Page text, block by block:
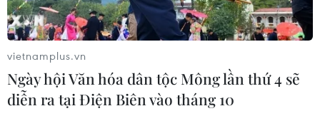
05/08/2026 23:43
Bất ổn địa chính trị kìm hãm tăng
trưởng Eurozone
05/08/2026 22:59
vietnamplus.vn
Ngày hội Văn hóa dân tộc Mông lần thứ 4 sẽ
diễn ra tại Điện Biên vào tháng 10